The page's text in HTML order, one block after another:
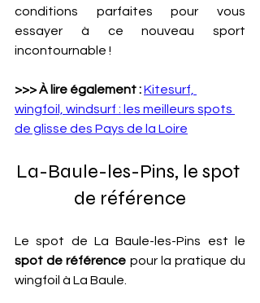
conditions parfaites pour vous
essayer à ce nouveau sport
incontournable !
>>> À lire également : Kitesurf,
wingfoil, windsurf : les meilleurs spots
de glisse des Pays de la Loire
La-Baule-les-Pins, le spot
de référence
spot de référence pour la pratique du
wingfoil à La Baule.